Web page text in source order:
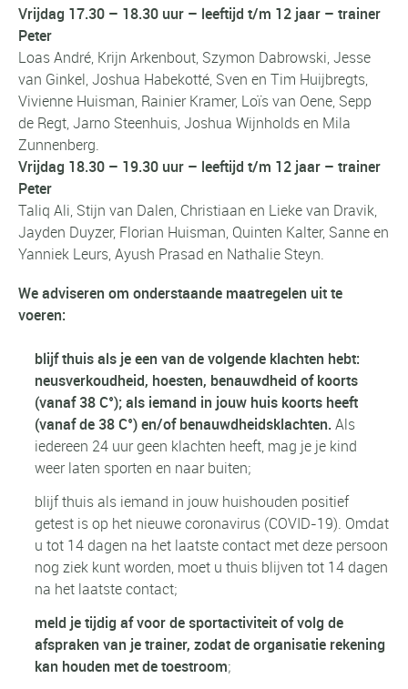
Vrijdag 17.30 – 18.30 uur – leeftijd t/m 12 jaar – trainer
Peter
Loas André, Krijn Arkenbout, Szymon Dabrowski, Jesse
van Ginkel, Joshua Habekotté, Sven en Tim Huijbregts,
Vivienne Huisman, Rainier Kramer, Loïs van Oene, Sepp
de Regt, Jarno Steenhuis, Joshua Wijnholds en Mila
Zunnenberg.
Vrijdag 18.30 – 19.30 uur – leeftijd t/m 12 jaar – trainer
Peter
Taliq Ali, Stijn van Dalen, Christiaan en Lieke van Dravik,
Jayden Duyzer, Florian Huisman, Quinten Kalter, Sanne en
Yanniek Leurs, Ayush Prasad en Nathalie Steyn.
We adviseren om onderstaande maatregelen uit te
voeren:
blijf thuis als je een van de volgende klachten hebt:
neusverkoudheid, hoesten, benauwdheid of koorts
(vanaf 38 C°); als iemand in jouw huis koorts heeft
(vanaf de 38 C°) en/of benauwdheidsklachten. Als
iedereen 24 uur geen klachten heeft, mag je je kind
weer laten sporten en naar buiten;
blijf thuis als iemand in jouw huishouden positief
getest is op het nieuwe coronavirus (COVID-19). Omdat
u tot 14 dagen na het laatste contact met deze persoon
nog ziek kunt worden, moet u thuis blijven tot 14 dagen
na het laatste contact;
meld je tijdig af voor de sportactiviteit of volg de
afspraken van je trainer, zodat de organisatie rekening
kan houden met de toestroom;